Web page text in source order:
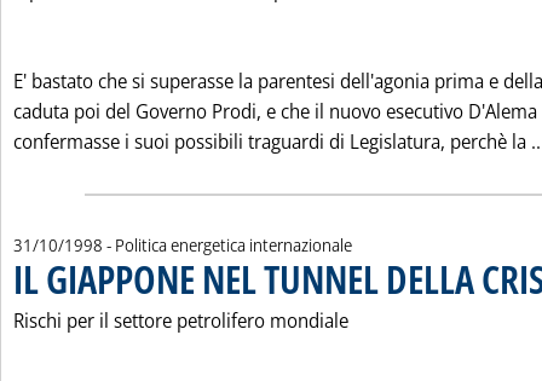
E' bastato che si superasse la parentesi dell'agonia prima e della
caduta poi del Governo Prodi, e che il nuovo esecutivo D'Alema
confermasse i suoi possibili traguardi di Legislatura, perchè la
31/10/1998 - Politica energetica internazionale
IL GIAPPONE NEL TUNNEL DELLA
Rischi per il settore petrolifero mondiale